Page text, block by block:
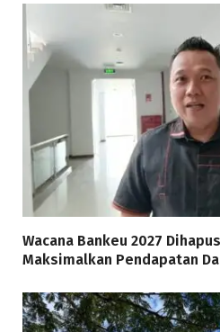
Wacana Bankeu 2027
Maksimalkan Pendapatan